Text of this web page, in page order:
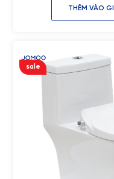
THÊM VÀO
sale